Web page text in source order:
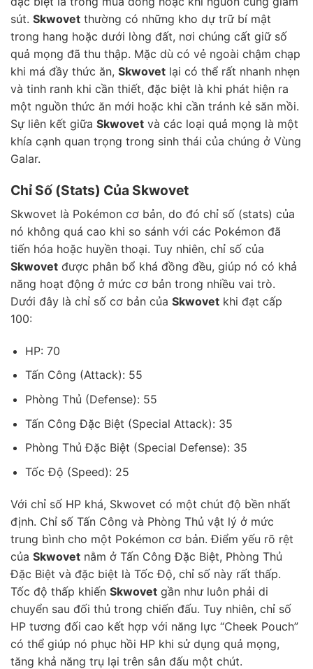
sút. Skwovet thường có những kho dự trữ bí mật
trong hang hoặc dưới lòng đất, nơi chúng cất giữ số
quả mọng đã thu thập. Mặc dù có vẻ ngoài chậm chạp
khi má đầy thức ăn, Skwovet lại có thể rất nhanh nhẹn
và tinh ranh khi cần thiết, đặc biệt là khi phát hiện ra
một nguồn thức ăn mới hoặc khi cần tránh kẻ săn mồi.
Sự liên kết giữa Skwovet và các loại quả mọng là một
khía cạnh quan trọng trong sinh thái của chúng ở Vùng
Galar.
Chỉ Số (Stats) Của Skwovet
Skwovet là Pokémon cơ bản, do đó chỉ số (stats) của
nó không quá cao khi so sánh với các Pokémon đã
tiến hóa hoặc huyền thoại. Tuy nhiên, chỉ số của
Skwovet được phân bổ khá đồng đều, giúp nó có khả
năng hoạt động ở mức cơ bản trong nhiều vai trò.
Dưới đây là chỉ số cơ bản của Skwovet khi đạt cấp
100:
HP: 70
Tấn Công (Attack): 55
Phòng Thủ (Defense): 55
Tấn Công Đặc Biệt (Special Attack): 35
Phòng Thủ Đặc Biệt (Special Defense): 35
Tốc Độ (Speed): 25
Với chỉ số HP khá, Skwovet có một chút độ bền nhất
định. Chỉ số Tấn Công và Phòng Thủ vật lý ở mức
trung bình cho một Pokémon cơ bản. Điểm yếu rõ rệt
của Skwovet nằm ở Tấn Công Đặc Biệt, Phòng Thủ
Đặc Biệt và đặc biệt là Tốc Độ, chỉ số này rất thấp.
Tốc độ thấp khiến Skwovet gần như luôn phải di
chuyển sau đối thủ trong chiến đấu. Tuy nhiên, chỉ số
HP tương đối cao kết hợp với năng lực “Cheek Pouch”
có thể giúp nó phục hồi HP khi sử dụng quả mọng,
tăng khả năng trụ lại trên sân đấu một chút.